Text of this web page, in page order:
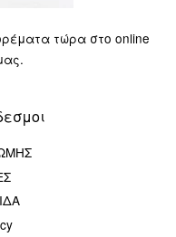
τώρα στο online